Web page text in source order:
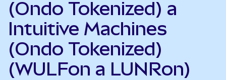
(Ondo Tokenized) a
Intuitive Machines
(Ondo Tokenized)
(WULFon a LUNRon)